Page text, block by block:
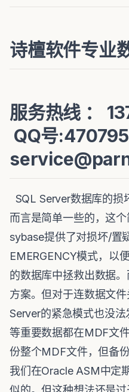
诗檀软件专业
服务热线 ：
QQ号
SQL Server数据库的损
而言是简单一些的，这
sybase提供了对损坏/置
EMERGENCY模式，以
的数据库中拯救出数据
方案。但对于连数据文
Server的紧急模式也没
等重要数据都在MDF文
份整个MDF文件，但备
我们在Oracle ASM中定